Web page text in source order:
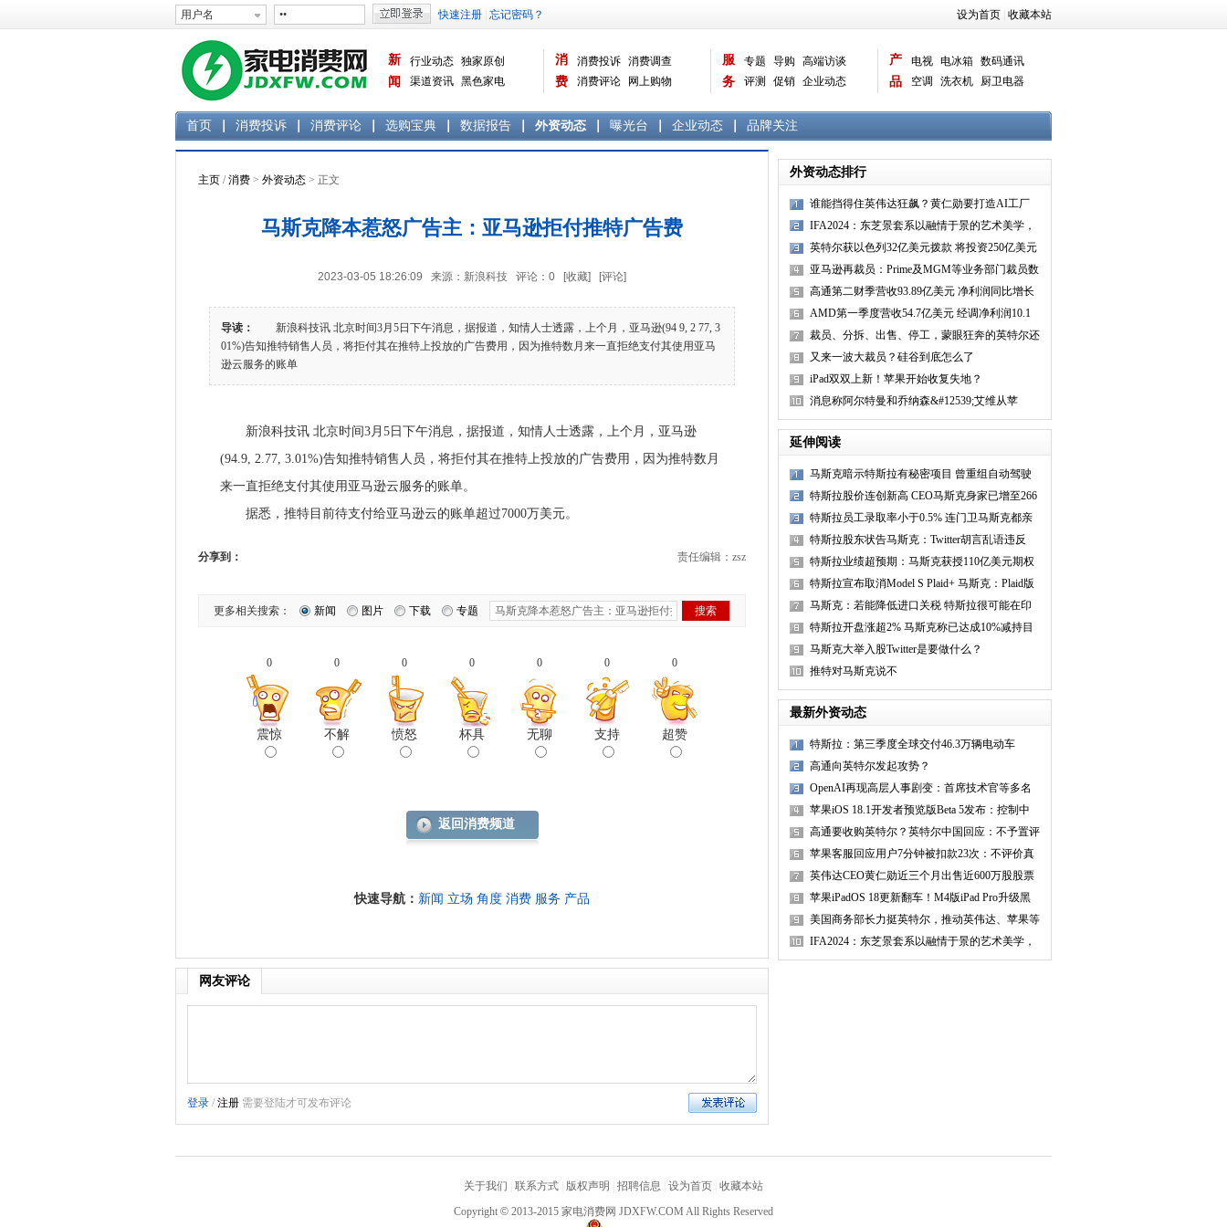
设为首页 收藏本站
新
闻
行业动态 独家原创
渠道资讯 黑色家电
消
费
消费投诉 消费调查
消费评论
网上购物
曝光台
品牌关注
服
务
专题 导购
高端访谈
评测
促销 企业动态
产
品
电视 电冰箱 数码通讯
空调
洗衣机
厨卫电器
首页 消费投诉 消费评论 选购宝典 数据报告 外资动态 曝光台 企业动态 品牌关注
主页 /消费 > 外资动态 > 正文
马斯克降本惹怒广告主：亚马逊拒付推特广告费
2023-03-05 18:26:09 来源：新浪科技 评论： 0 [收藏] [评论]
导读：
新浪科技讯 北京时间3月5日下午消息，据报道，知情人士透露，上个月，亚马逊(94 9, 2 77, 3
01%)告知推特销售人员，将拒付其在推特上投放的广告费用，因为推特数月来一直拒绝支付其使用亚马
逊云服务的账单
新浪科技讯 北京时间3月5日下午消息，据报道，知情人士透露，上个月，亚马逊
(94.9, 2.77, 3.01%)告知推特销售人员，将拒付其在推特上投放的广告费用，因为推特数月
来一直拒绝支付其使用亚马逊云服务的账单。
据悉，推特目前待支付给亚马逊云的账单超过7000万美元。
分享到： 责任编辑：zsz
更多相关搜索： 新闻 图片 下载 专题
0
震惊
0
不解
0
愤怒
0
杯具
0
无聊
0
支持
0
超赞
返回消费频道
快速导航： 新闻 立场 角度 消费 服务 产品
网友评论
外资动态排行
谁能挡得住英伟达狂飙？黄仁勋要打造AI工厂
IFA2024：东芝景套系以融情于景的艺术美学，
营造艺术生活新
英特尔获以色列32亿美元拨款 将投资250亿美元
在该国建芯片
亚马逊再裁员：Prime及MGM等业务部门裁员数
百人
高通第二财季营收93.89亿美元 净利润同比增长
37%
AMD第一季度营收54.7亿美元 经调净利润10.1
亿美元
裁员、分拆、出售、停工，蒙眼狂奔的英特尔还
没见到曙光
又来一波大裁员？硅谷到底怎么了
iPad双双上新！苹果开始收复失地？
消息称阿尔特曼和乔纳森&#12539;艾维从苹
果“挖人”，开发人
延伸阅读
马斯克暗示特斯拉有秘密项目 曾重组自动驾驶
团队
特斯拉股价连创新高 CEO马斯克身家已增至266
亿美元
特斯拉员工录取率小于0.5% 连门卫马斯克都亲
自面试
特斯拉股东状告马斯克：Twitter胡言乱语违反
SEC约束协议
特斯拉业绩超预期：马斯克获授110亿美元期权
特斯拉宣布取消Model S Plaid+ 马斯克：Plaid版
性能够强劲
马斯克：若能降低进口关税 特斯拉很可能在印
度建厂
特斯拉开盘涨超2% 马斯克称已达成10%减持目
标
马斯克大举入股Twitter是要做什么？
推特对马斯克说不
最新外资动态
特斯拉：第三季度全球交付46.3万辆电动车
高通向英特尔发起攻势？
OpenAI再现高层人事剧变：首席技术官等多名
高管将
苹果iOS 18.1开发者预览版Beta 5发布：控制中
心
高通要收购英特尔？英特尔中国回应：不予置评
苹果客服回应用户7分钟被扣款23次：不评价真
实性
英伟达CEO黄仁勋近三个月出售近600万股股票
价值
苹果iPadOS 18更新翻车！M4版iPad Pro升级黑
屏
美国商务部长力挺英特尔，推动英伟达、苹果等
公司
IFA2024：东芝景套系以融情于景的艺术美学，
营造
关于我们 联系方式 版权声明 招聘信息 设为首页 收藏本站
Copyright © 2013-2015 家电消费网 JDXFW.COM All Rights Reserved